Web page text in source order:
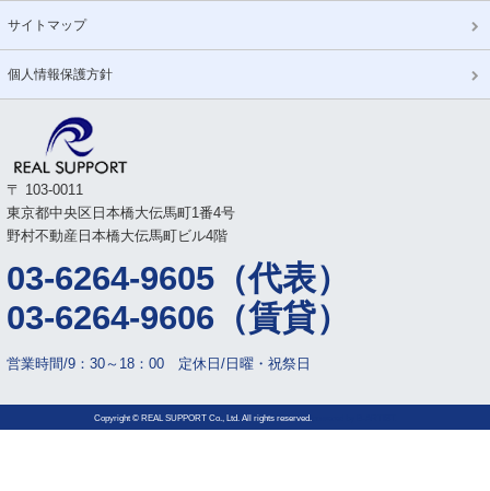
サイトマップ
個人情報保護方針
〒 103-0011
東京都中央区日本橋大伝馬町1番4号
野村不動産日本橋大伝馬町ビル4階
03-6264-9605（代表）
03-6264-9606（賃貸）
営業時間/9：30～18：00 定休日/日曜・祝祭日
Copyright © REAL SUPPORT Co., Ltd. All rights reserved.